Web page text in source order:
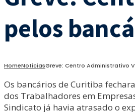
pelos
HomeNotíciasGreve: Centro Administrativo
Os bancários de Curitiba
dos Trabalhadores em
Sindicato já havia atrasado o